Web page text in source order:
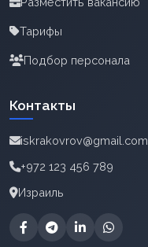
Тарифы
Подбор персонала
Контакты
iskrakovrov@gmail.com
+972 123 456 789
Израиль